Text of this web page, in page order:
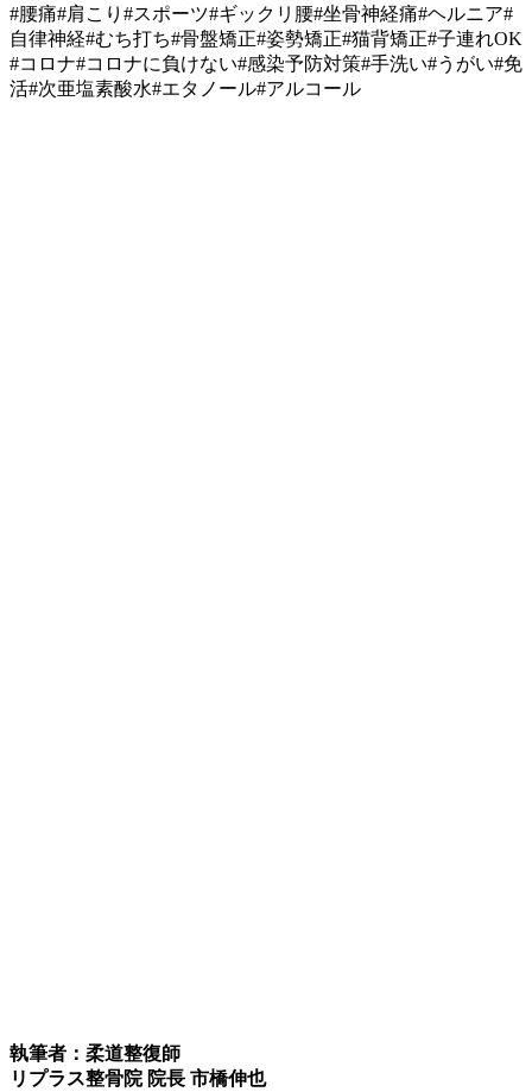
#腰痛#肩こり#スポーツ#ギックリ腰#坐骨神経痛#ヘルニア#
自律神経#むち打ち#骨盤矯正#姿勢矯正#猫背矯正#子連れOK
#コロナ#コロナに負けない#感染予防対策#手洗い#うがい#免
活#次亜塩素酸水#エタノール#アルコール
執筆者：柔道整復師
リプラス整骨院 院長 市橋伸也